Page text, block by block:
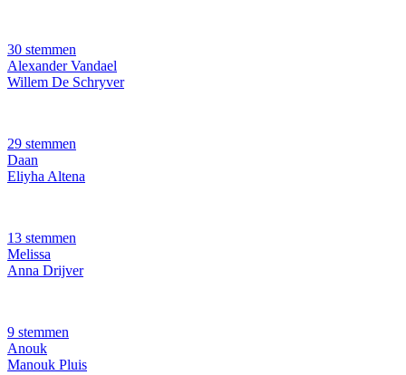
30 stemmen
Alexander Vandael
Willem De Schryver
29 stemmen
Daan
Eliyha Altena
13 stemmen
Melissa
Anna Drijver
9 stemmen
Anouk
Manouk Pluis